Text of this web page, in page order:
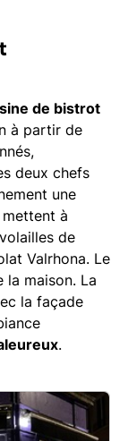
de bistrot
à partir de
deux chefs
une
à
de
Valrhona. Le
maison. La
la façade
.